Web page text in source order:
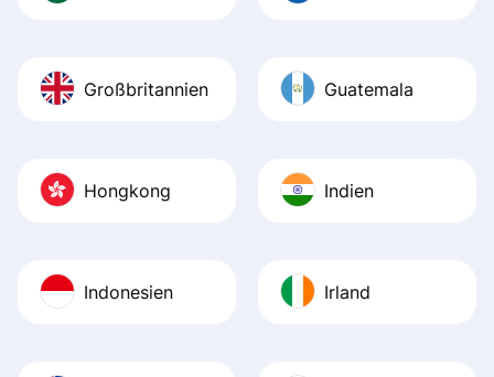
Großbritannien Guatemala
Hongkong Indien
Indonesien Irland